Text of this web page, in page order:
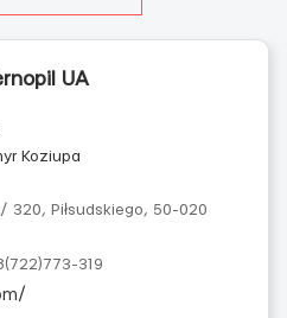
UA
Koziupa
320, Piłsudskiego, 50-020
319